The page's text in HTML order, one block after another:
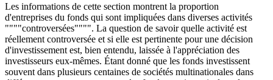
Les informations de cette section montrent la proportion
d'entreprises du fonds qui sont impliquées dans diverses activités
""""controversées"""". La question de savoir quelle activité est
réellement controversée et si elle est pertinente pour une décision
d'investissement est, bien entendu, laissée à l'appréciation des
investisseurs eux-mêmes. Étant donné que les fonds investissent
souvent dans plusieurs centaines de sociétés multinationales dans